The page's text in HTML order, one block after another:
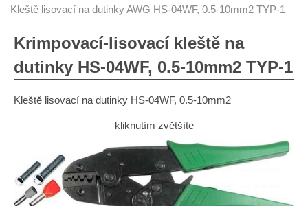
Kleště lisovací na dutinky AWG HS-04WF, 0.5-10mm2 TYP-1
Krimpovací-lisovací kleště na
dutinky HS-04WF, 0.5-10mm2 TYP-1
Kleště lisovací na dutinky HS-04WF, 0.5-10mm2
kliknutím zvětšíte